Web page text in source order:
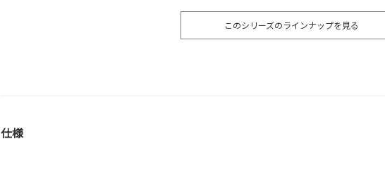
このシリーズのラインナップを見る
仕様